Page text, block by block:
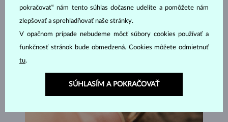
pokračovať“ nám tento súhlas dočasne udelíte a pomôžete nám
zlepšovať a sprehľadňovať naše stránky.
V opačnom prípade nebudeme môcť súbory cookies používať a
funkčnosť stránok bude obmedzená. Cookies môžete odmietnuť
tu.
SÚHLASÍM A POKRAČOVAŤ